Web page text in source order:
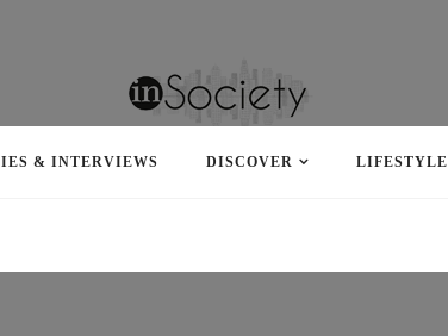
& INTERVIEWS DISCOVER LIFESTYLE